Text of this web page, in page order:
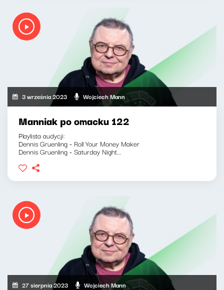
3 września 2023 Wojciech Mann
Manniak po omacku 122
Playlista audycji:
Dennis Gruenling - Roll Your Money Maker
Dennis Gruenling - Saturday Night...
27 sierpnia 2023 Wojciech Mann